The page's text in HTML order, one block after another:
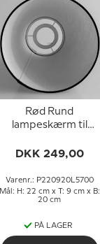
Rød Rund
lampeskærm til
højden til E27 fatning
omløbsringe
DKK 249,00
Varenr.: P220920L5700
Mål: H: 22 cm x T: 9 cm x B:
20 cm
PÅ LAGER